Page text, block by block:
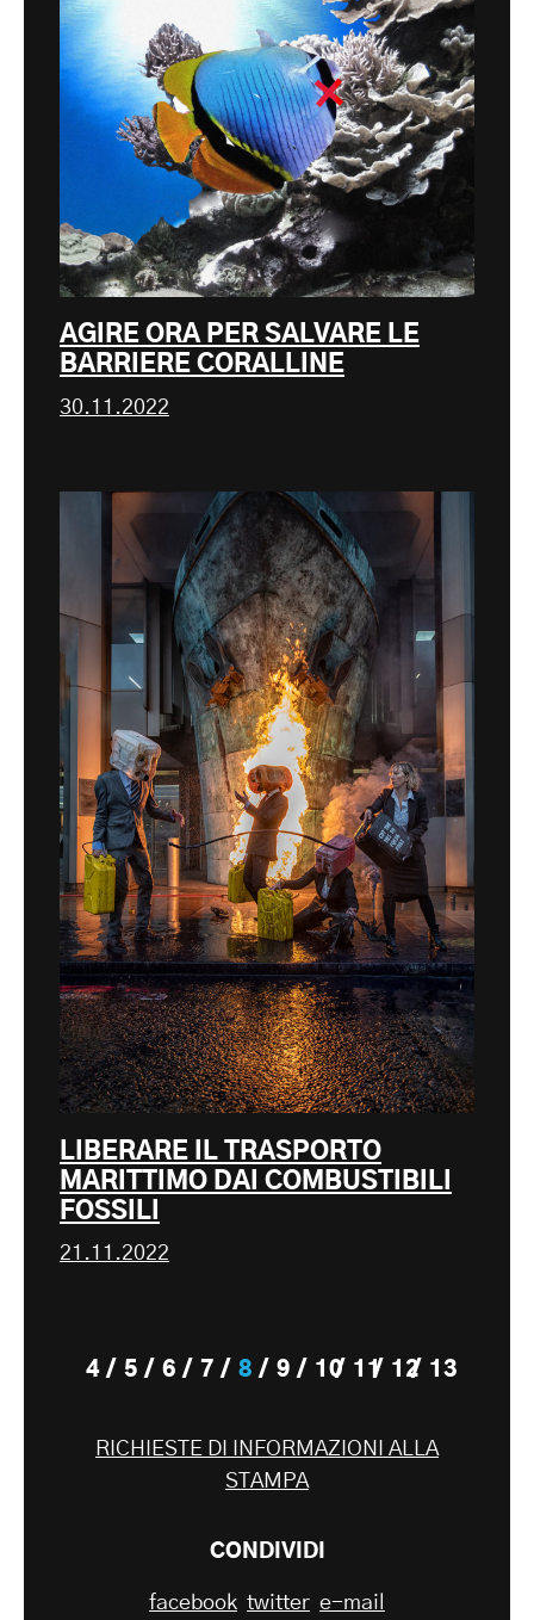
AGIRE ORA PER SALVARE LE
BARRIERE CORALLINE
30.11.2022
LIBERARE IL TRASPORTO
MARITTIMO DAI COMBUSTIBILI
FOSSILI
21.11.2022
4 5 6 7 8 9 10 11 12 13
RICHIESTE DI INFORMAZIONI ALLA
STAMPA
CONDIVIDI
facebook twitter e-mail